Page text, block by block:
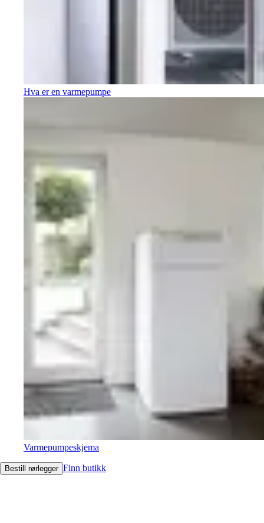
Hva er en varmepumpe
Varmepumpeskjema
Bestill rørlegger Finn butikk